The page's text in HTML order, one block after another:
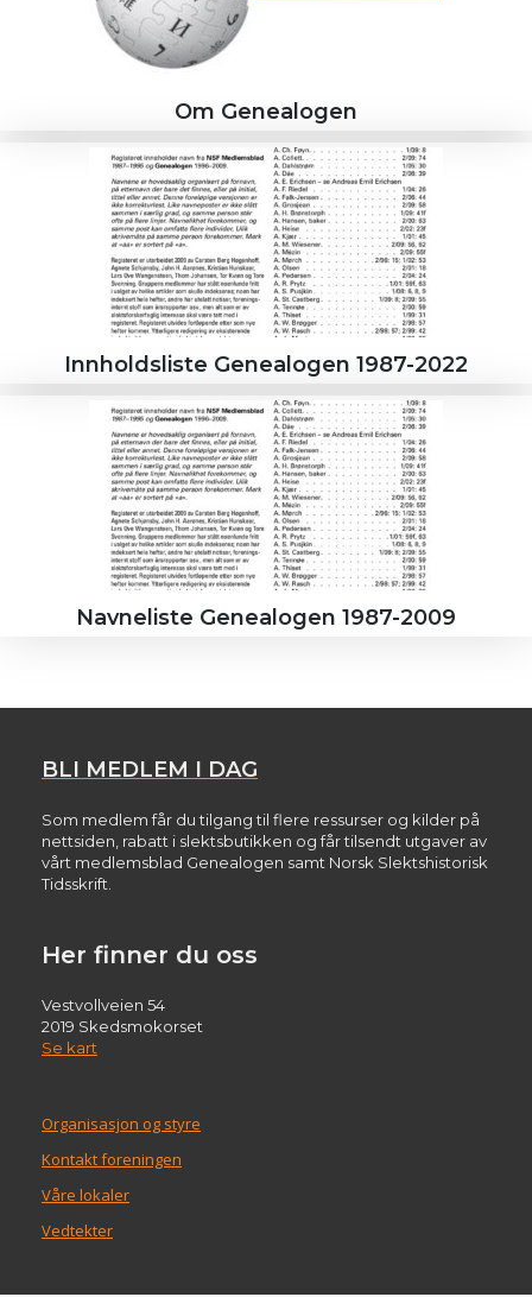
Om Genealogen
Innholdsliste Genealogen 1987-2022
Navneliste Genealogen 1987-2009
BLI MEDLEM I DAG
Som medlem får du tilgang til flere ressurser og kilder på
nettsiden, rabatt i slektsbutikken og får tilsendt utgaver av
vårt medlemsblad Genealogen samt Norsk Slektshistorisk
Tidsskrift.
Her finner du oss
Vestvollveien 54
2019 Skedsmokorset
Se kart
Organisasjon og styre
Kontakt foreningen
Våre lokaler
Vedtekter